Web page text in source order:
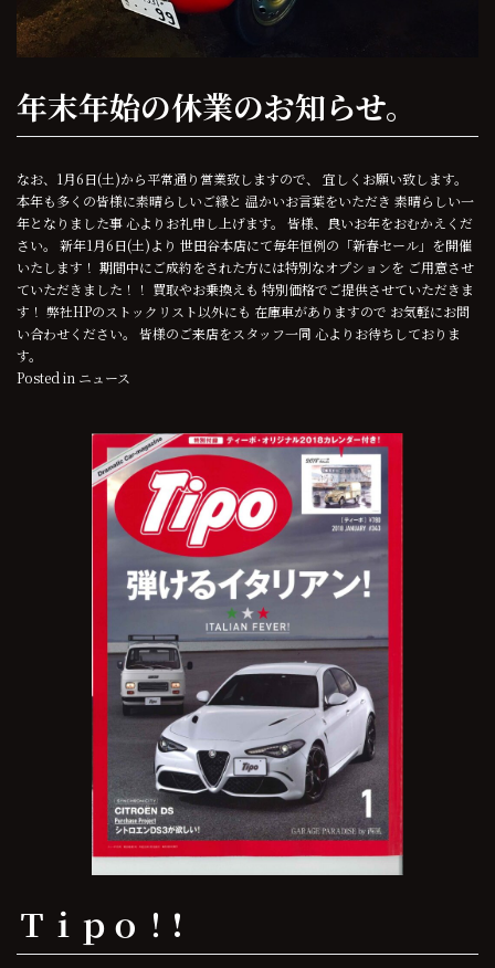
年末年始の休業のお知らせ。
なお、1月6日(土)から平常通り営業致しますので、 宜しくお願い致します。
本年も多くの皆様に素晴らしいご縁と 温かいお言葉をいただき 素晴らしい一
年となりました事 心よりお礼申し上げます。 皆様、良いお年をおむかえくだ
さい。 新年1月6日(土)より 世田谷本店にて毎年恒例の「新春セール」を開催
いたします！ 期間中にご成約をされた方には特別なオプションを ご用意させ
ていただきました！！ 買取やお乗換えも 特別価格でご提供させていただきま
す！ 弊社HPのストックリスト以外にも 在庫車がありますので お気軽にお問
い合わせください。 皆様のご来店をスタッフ一同 心よりお待ちしておりま
す。
Posted in ニュース
Ｔｉｐｏ！!